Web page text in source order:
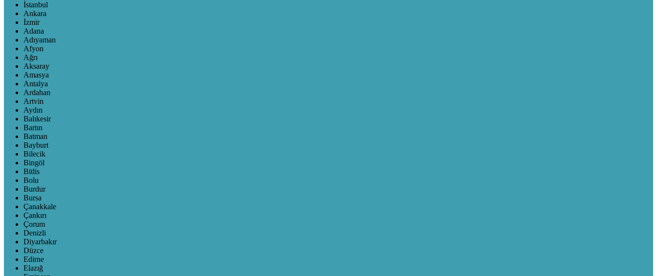
İstanbul
Ankara
İzmir
Adana
Adıyaman
Afyon
Ağrı
Aksaray
Amasya
Antalya
Ardahan
Artvin
Aydın
Balıkesir
Bartın
Batman
Bayburt
Bilecik
Bingöl
Bitlis
Bolu
Burdur
Bursa
Çanakkale
Çankırı
Çorum
Denizli
Diyarbakır
Düzce
Edirne
Elazığ